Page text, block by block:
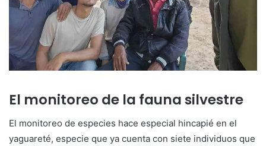
El monitoreo de la fauna silvestre
El monitoreo de especies hace especial hincapié en el
yaguareté, especie que ya cuenta con siete individuos que